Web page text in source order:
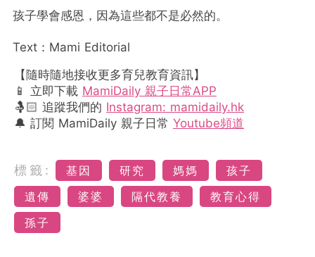
孩子學會感恩，因為這些都不是必然的。
Text：Mami Editorial
【隨時隨地接收更多育兒教育資訊】
📱 立即下載 MamiDaily 親子日常APP
🤱🏻 追蹤我們的 Instagram: mamidaily.hk
🔔 訂閱 MamiDaily 親子日常 Youtube頻道
標籤: 基因 研究 媽媽
孩子
遺傳
婆婆 隔代教養
教育心得
孫子